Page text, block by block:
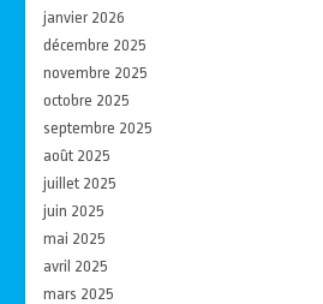
janvier 2026
décembre 2025
novembre 2025
octobre 2025
septembre 2025
août 2025
juillet 2025
juin 2025
mai 2025
avril 2025
mars 2025